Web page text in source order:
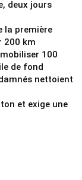
deux jours
la première
200 km
100
de fond
nettoient
et exige une